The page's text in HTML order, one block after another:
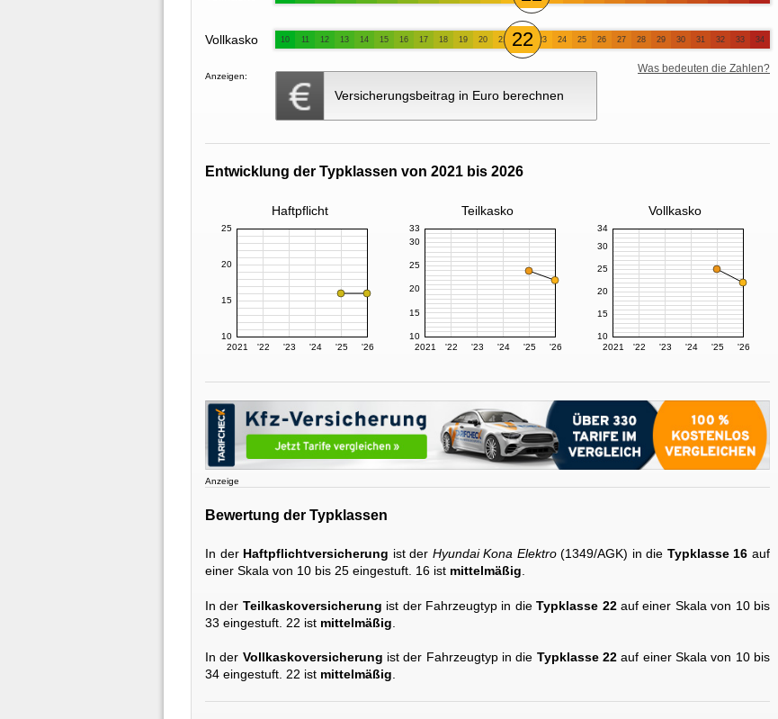
Vollkasko 10 11 12 13 14 15 16 17 18 19 20 21 22 23 24 25 26 27 28 29 30 31 32 33 34
Anzeigen:
Versicherungsbeitrag in Euro berechnen
Was bedeuten die Zahlen?
Entwicklung der Typklassen von 2021 bis 2026
Haftpflicht Teilkasko Vollkasko
2021 '22 '23 '24 '25 '26
10
15
20
25
2021 '22 '23 '24 '25 '26
10
15
20
25
30
33
2021 '22 '23 '24 '25 '26
10
15
20
25
30
34
Anzeige
Bewertung der Typklassen
In der Haftpflichtversicherung ist der Hyundai Kona Elektro(1349/AGK) in die Typklasse 16 auf
einer Skala von 10 bis 25 eingestuft. 16 ist mittelmäßig
In der Teilkaskoversicherung ist der Fahrzeugtyp in dieTypklasse 22auf einer Skala von 10 bis
33 eingestuft. 22 ist mittelmäßig
In der Vollkaskoversicherung ist der Fahrzeugtyp in die Typklasse 22 auf einer Skala von 10 bis
34 eingestuft. 22 ist mittelmäßig.